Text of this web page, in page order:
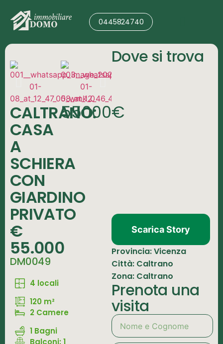
0445824740
CALTRANO:
CASA
A
SCHIERA
CON
GIARDINO
PRIVATO
€
55.000
DM0049
55000€
4 locali
120 m²
2 Camere
1 Bagni
Balconi: 1
Dove si trova
Scarica Story
Provincia: Vicenza
Città: Caltrano
Zona: Caltrano
Prenota una
visita